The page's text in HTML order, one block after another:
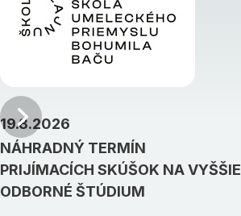
NÁHRADNÝ TERMÍN
PRIJÍMACÍCH SKÚŠOK NA VYŠŠIE
ODBORNÉ ŠTÚDIUM
19.8.2026Predchádzajúci